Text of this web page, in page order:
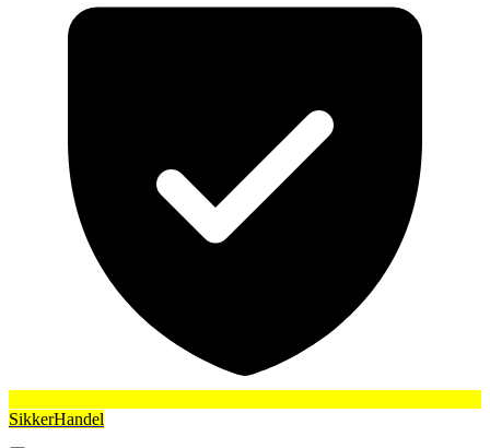
SikkerHandel